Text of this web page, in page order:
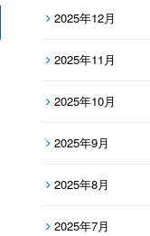
2025年12月
2025年11月
2025年10月
2025年9月
2025年8月
2025年7月